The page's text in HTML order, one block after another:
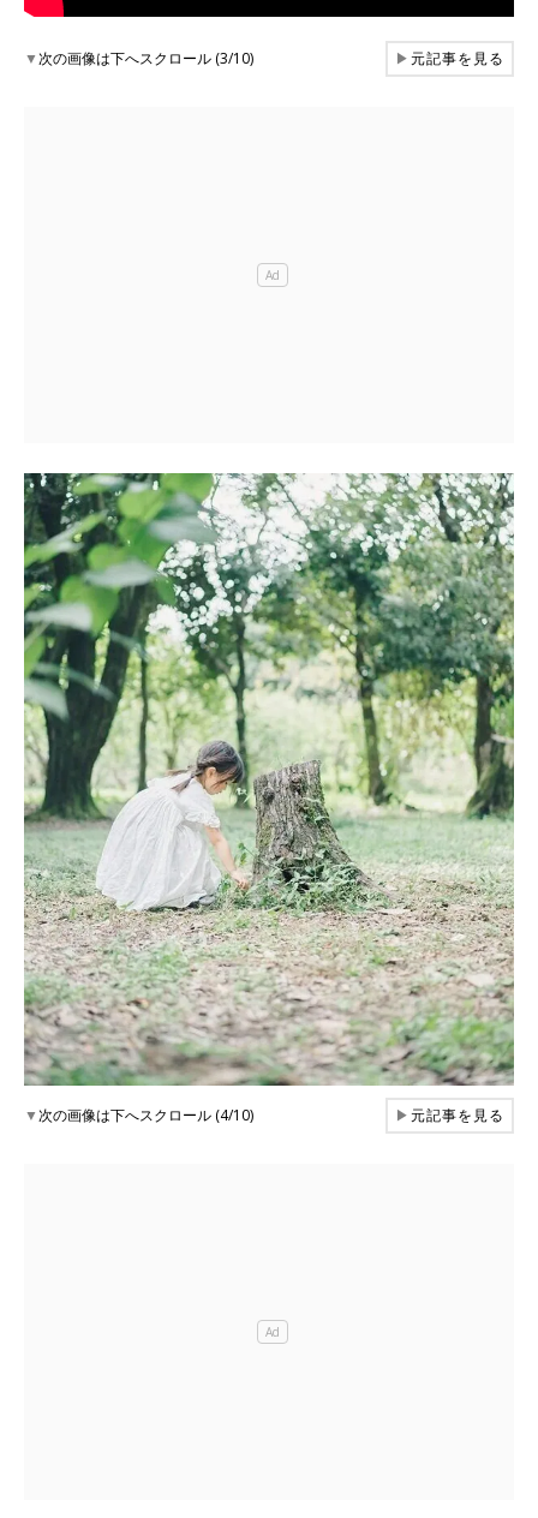
▼次の画像は下へスクロール (3/10) ▶元記事を見る
▼次の画像は下へスクロール (4/10) ▶元記事を見る